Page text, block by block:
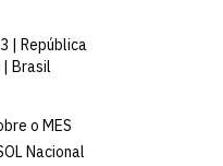
| República
| Brasil
o MES
Nacional